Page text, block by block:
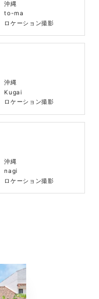
沖縄
to-ma
ロケーション撮影
沖縄
Kugai
ロケーション撮影
沖縄
nagi
ロケーション撮影